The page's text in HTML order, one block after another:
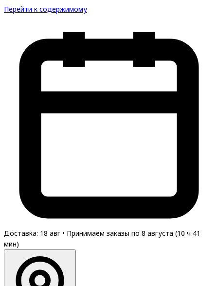
Перейти к содержимому
Доставка: 18 авг • Принимаем заказы по 8 августа (10 ч 41
мин)